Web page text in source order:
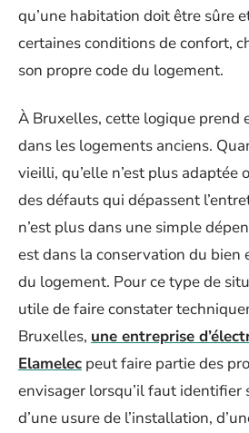
qu’une habitation doit être sûre
certaines conditions de confort,
son propre code du logement.
À Bruxelles, cette logique prend
dans les logements anciens.
vieilli, qu’elle n’est plus adaptée
des défauts qui dépassent
n’est plus dans une simple
est dans la conservation du bien
du logement. Pour ce type de
utile de faire constater
Bruxelles, une entreprise
Elamelec peut faire partie des
envisager lorsqu’il faut identifier
d’une usure de l’installation,